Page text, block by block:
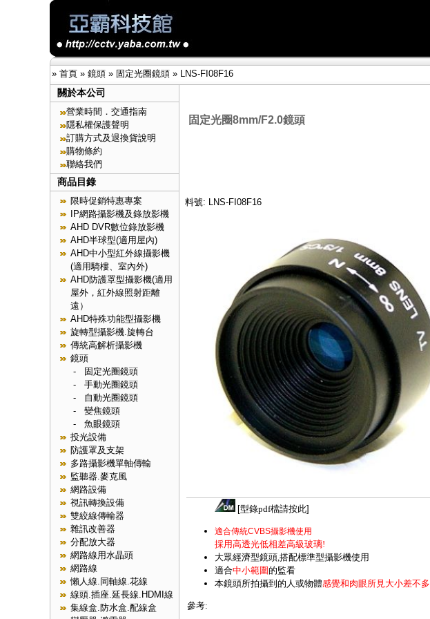
» 首頁 » 鏡頭 » 固定光圈鏡頭 » LNS-FI08F16
關於本公司
營業時間．交通指南
隱私權保護聲明
訂購方式及退換貨說明
購物條約
聯絡我們
商品目錄
限時促銷特惠專案
IP網路攝影機及錄放影機
AHD DVR數位錄放影機
AHD半球型(適用屋內)
AHD中小型紅外線攝影機
(適用騎樓、室內外)
AHD防護罩型攝影機(適用
屋外，紅外線照射距離
遠）
AHD特殊功能型攝影機
旋轉型攝影機.旋轉台
傳統高解析攝影機
鏡頭
-
固定光圈鏡頭
- 手動光圈鏡頭
- 自動光圈鏡頭
- 變焦鏡頭
- 魚眼鏡頭
投光設備
防護罩及支架
多路攝影機單軸傳輸
監聽器.麥克風
網路設備
視訊轉換設備
雙絞線傳輸器
雜訊改善器
分配放大器
網路線用水晶頭
網路線
懶人線.同軸線.花線
線頭.插座.延長線.HDMI線
集線盒.防水盒.配線盒
固定光圈8mm/F2.0鏡頭
料號: LNS-FI08F16
[型錄pdf檔請按此]
適合傳統CVBS攝影機使用
採用高透光低相差高級玻璃!
大眾經濟型鏡頭,搭配標準型攝影機使用
適合中小範圍的監看
本鏡頭所拍攝到的人或物體感覺和肉眼所見大小差不多
參考: